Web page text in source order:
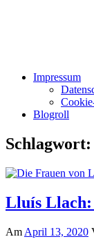
Impressum
Blogroll
Schlagwort:
Lluís Llach:
Am April 13, 2020